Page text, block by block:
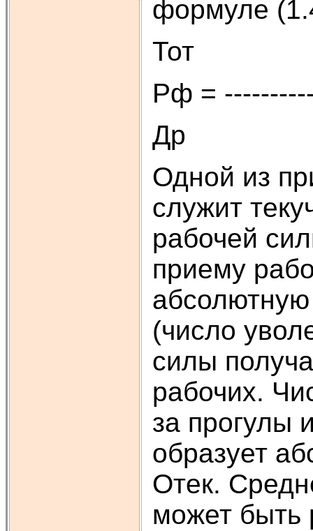
формуле
Тот
Рф =
Др
Одной из
служит
рабочей
приему
(число
силы
рабочих.
за прогулы
образует
Отек.
может быть